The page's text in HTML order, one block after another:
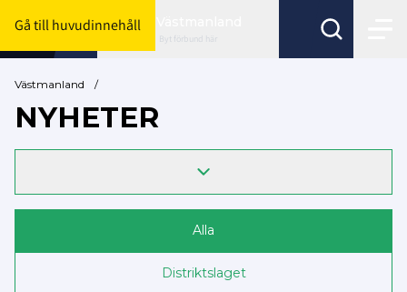
Gå till huvudinnehåll
Byt förbund här
Västmanland /
NYHETER
Alla
Distriktslaget